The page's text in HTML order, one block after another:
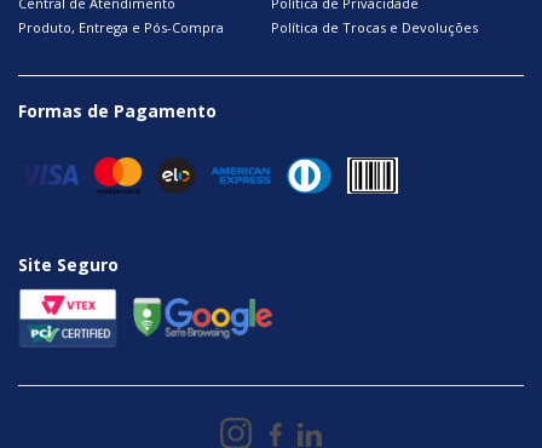
Produto, Entrega e Pós-Compra
Política de Trocas e Devoluções
Formas de Pagamento
Site Seguro